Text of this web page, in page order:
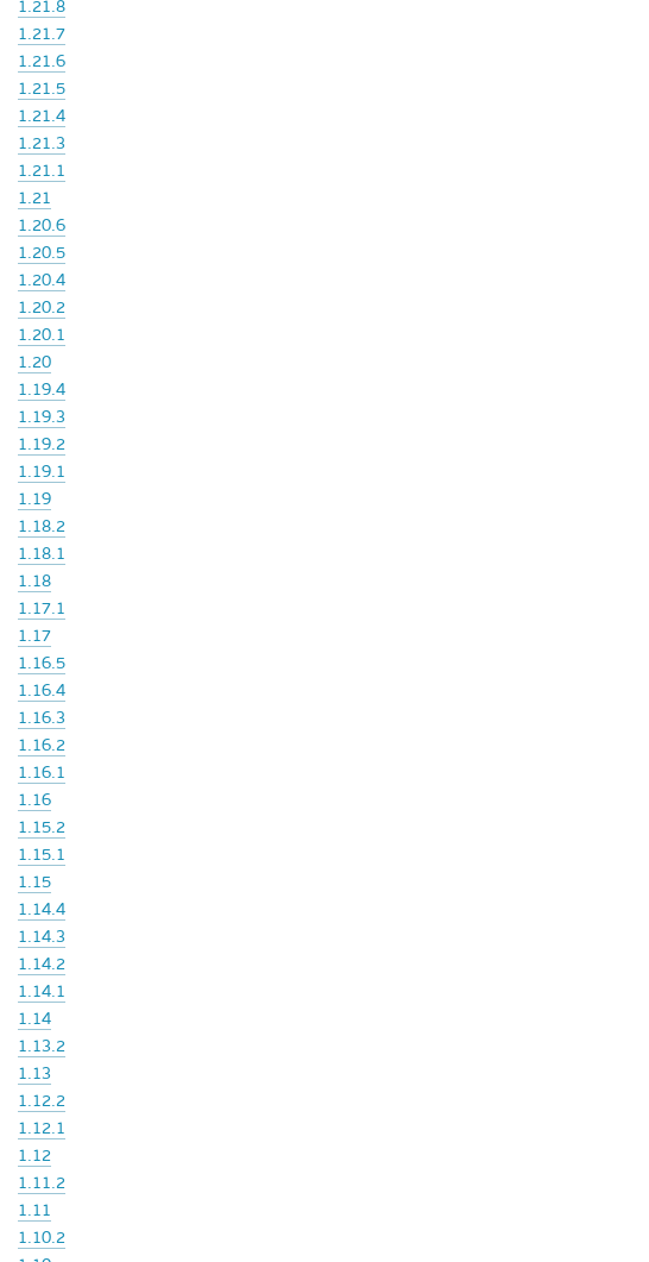
1.21.8
1.21.7
1.21.6
1.21.5
1.21.4
1.21.3
1.21.1
1.21
1.20.6
1.20.5
1.20.4
1.20.2
1.20.1
1.20
1.19.4
1.19.3
1.19.2
1.19.1
1.19
1.18.2
1.18.1
1.18
1.17.1
1.17
1.16.5
1.16.4
1.16.3
1.16.2
1.16.1
1.16
1.15.2
1.15.1
1.15
1.14.4
1.14.3
1.14.2
1.14.1
1.14
1.13.2
1.13
1.12.2
1.12.1
1.12
1.11.2
1.11
1.10.2